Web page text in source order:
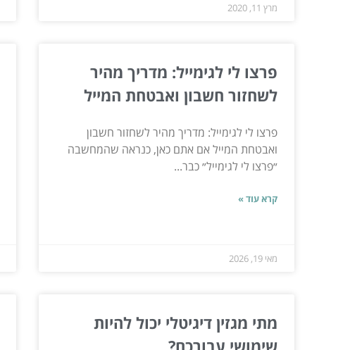
מרץ 11, 2020
פרצו לי לגימייל: מדריך מהיר
לשחזור חשבון ואבטחת המייל
פרצו לי לגימייל: מדריך מהיר לשחזור חשבון
ואבטחת המייל אם אתם כאן, כנראה שהמחשבה
״פרצו לי לגימייל״ כבר...
קרא עוד »
מאי 19, 2026
מתי מגזין דיגיטלי יכול להיות
שימושי עבורכם?